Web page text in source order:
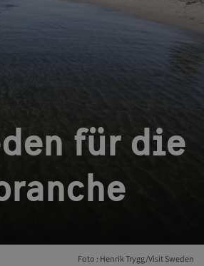
Foto : Henrik Trygg/Visit Sweden
für die